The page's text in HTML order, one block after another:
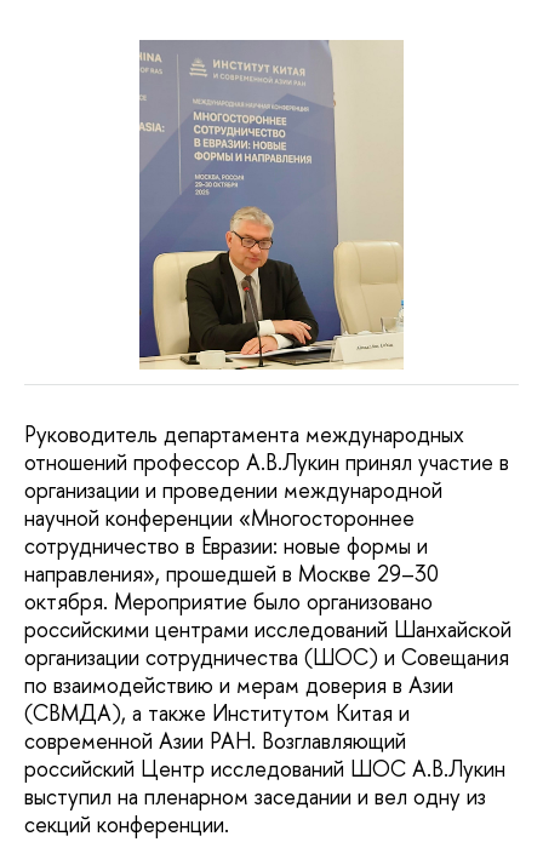
Руководитель департамента международных
отношений профессор А.В.Лукин принял участие в
организации и проведении международной
научной конференции «Многостороннее
сотрудничество в Евразии: новые формы и
направления», прошедшей в Москве 29–30
октября. Мероприятие было организовано
российскими центрами исследований Шанхайской
организации сотрудничества (ШОС) и Совещания
по взаимодействию и мерам доверия в Азии
(СВМДА), а также Институтом Китая и
современной Азии РАН. Возглавляющий
российский Центр исследований ШОС А.В.Лукин
выступил на пленарном заседании и вел одну из
секций конференции.